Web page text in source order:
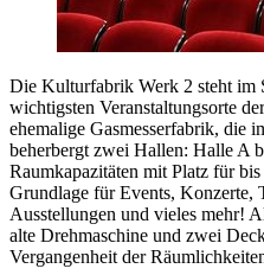
Die Kulturfabrik Werk 2 steht im
wichtigsten Veranstaltungsorte
ehemalige Gasmesserfabrik, die
beherbergt zwei Hallen: Halle A
Raumkapazitäten mit Platz für
Grundlage für Events, Konzerte,
Ausstellungen und vieles mehr!
alte Drehmaschine und zwei
Vergangenheit der